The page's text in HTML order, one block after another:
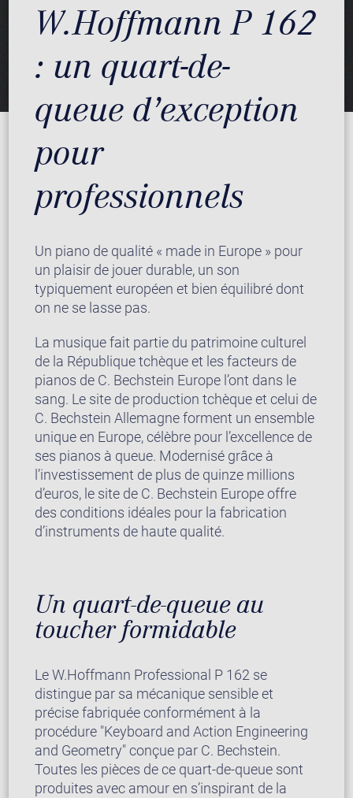
W.Hoffmann P 162
: un quart-de-
queue d’exception
pour
professionnels
Un piano de qualité « made in Europe » pour
un plaisir de jouer durable, un son
typiquement européen et bien équilibré dont
on ne se lasse pas.
La musique fait partie du patrimoine culturel
de la République tchèque et les facteurs de
pianos de C. Bechstein Europe l’ont dans le
sang. Le site de production tchèque et celui de
C. Bechstein Allemagne forment un ensemble
unique en Europe, célèbre pour l’excellence de
ses pianos à queue. Modernisé grâce à
l’investissement de plus de quinze millions
d’euros, le site de C. Bechstein Europe offre
des conditions idéales pour la fabrication
d’instruments de haute qualité.
Un quart-de-queue au
toucher formidable
Le W.Hoffmann Professional P 162 se
distingue par sa mécanique sensible et
précise fabriquée conformément à la
procédure "Keyboard and Action Engineering
and Geometry" conçue par C. Bechstein.
Toutes les pièces de ce quart-de-queue sont
produites avec amour en s’inspirant de la